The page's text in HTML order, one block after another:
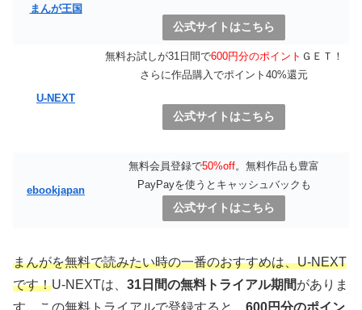
まんが王国
公式サイトはこちら
U-NEXT
無料お試しが31日間で600円分のポイント ＧＥＴ！
さらに作品購入でポイント40%還元
公式サイトはこちら
ebookjapan
無料会員登録で50%off。無料作品も豊富
PayPayを使うとキャッシュバックも
公式サイトはこちら
まんがを無料で読みたい時の一番のおすすめは、U-NEXT
です！U-NEXTは、 31日間の無料トライアル期間がありま
す。この無料トライアルで登録すると、 600円分のポイン